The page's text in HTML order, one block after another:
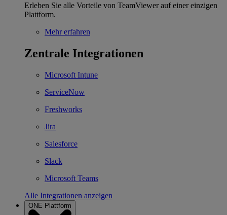
Erleben Sie alle Vorteile von TeamViewer auf einer einzigen
Plattform.
Mehr erfahren
Zentrale Integrationen
Microsoft Intune
ServiceNow
Freshworks
Jira
Salesforce
Slack
Microsoft Teams
Alle Integrationen anzeigen
ONE Plattform